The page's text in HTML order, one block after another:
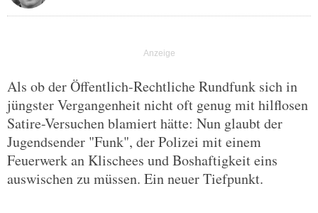
Als ob der Öffentlich-Rechtliche Rundfunk sich in
jüngster Vergangenheit nicht oft genug mit hilflosen
Satire-Versuchen blamiert hätte: Nun glaubt der
Jugendsender "Funk", der Polizei mit einem
Feuerwerk an Klischees und Boshaftigkeit eins
auswischen zu müssen. Ein neuer Tiefpunkt.